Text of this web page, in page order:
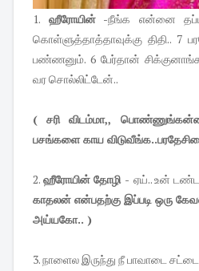
1. ஹீரோயின்-நீங்க என்னை தப்பா
கொள்ளுத்தாத்தாவுக்கு திதி.. 7
பண்ணனும். 6 பேர்தான்
வர சொல்லிட்டேன்..
( சரி விடம்மா,,
பசங்களை காய
2. ஹீரோயின் தோழி - ஏய்.. உன்
காதலன் என்பதற்கு இப்படி ஒரு
அய்யகோ.. )
3. நாளைல இருந்து நீ பாவாடை